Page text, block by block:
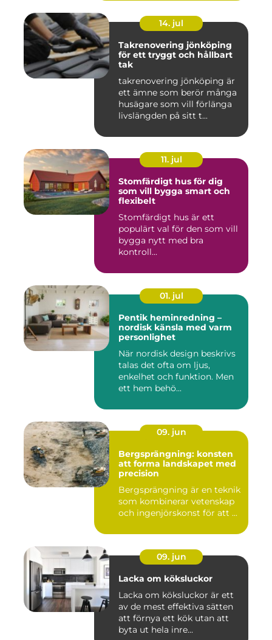
14. jul
Takrenovering jönköping
för ett tryggt och hållbart
tak
takrenovering jönköping är
ett ämne som berör många
husägare som vill förlänga
livslängden på sitt t...
11. jul
Stomfärdigt hus för dig
som vill bygga smart och
flexibelt
Stomfärdigt hus är ett
populärt val för den som vill
bygga nytt med bra
kontroll...
01. jul
Pentik heminredning –
nordisk känsla med varm
personlighet
När nordisk design beskrivs
talas det ofta om ljus,
enkelhet och funktion. Men
ett hem behö...
09. jun
Bergsprängning: konsten
att forma landskapet med
precision
Bergsprängning är en teknik
som kombinerar vetenskap
och ingenjörskonst för att ...
09. jun
Lacka om köksluckor
Lacka om köksluckor är ett
av de mest effektiva sätten
att förnya ett kök utan att
byta ut hela inre...